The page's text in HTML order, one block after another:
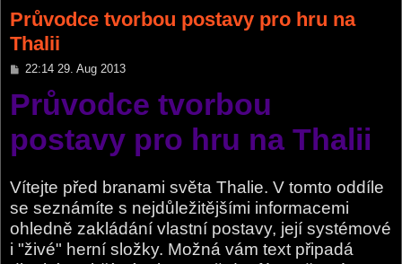
Průvodce tvorbou postavy pro hru na
Thalii
P
s
t
22:14 29. Aug 2013
Průvodce tvorbou
postavy pro hru na Thalii
Vítejte před branami světa Thalie. V tomto oddíle
se seznámíte s nejdůležitějšími informacemi
ohledně zakládání vlastní postavy, její systémové
i "živé" herní složky. Možná vám text připadá